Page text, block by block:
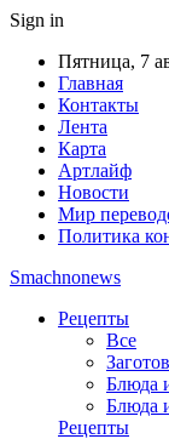
Sign in
Пятница, 7
Главная
Контакты
Лента
Карта
Артлайф
Новости
Мир
Политика
Smachnonews
Рецепты
Все
Блюда
Блюда
Рецепты